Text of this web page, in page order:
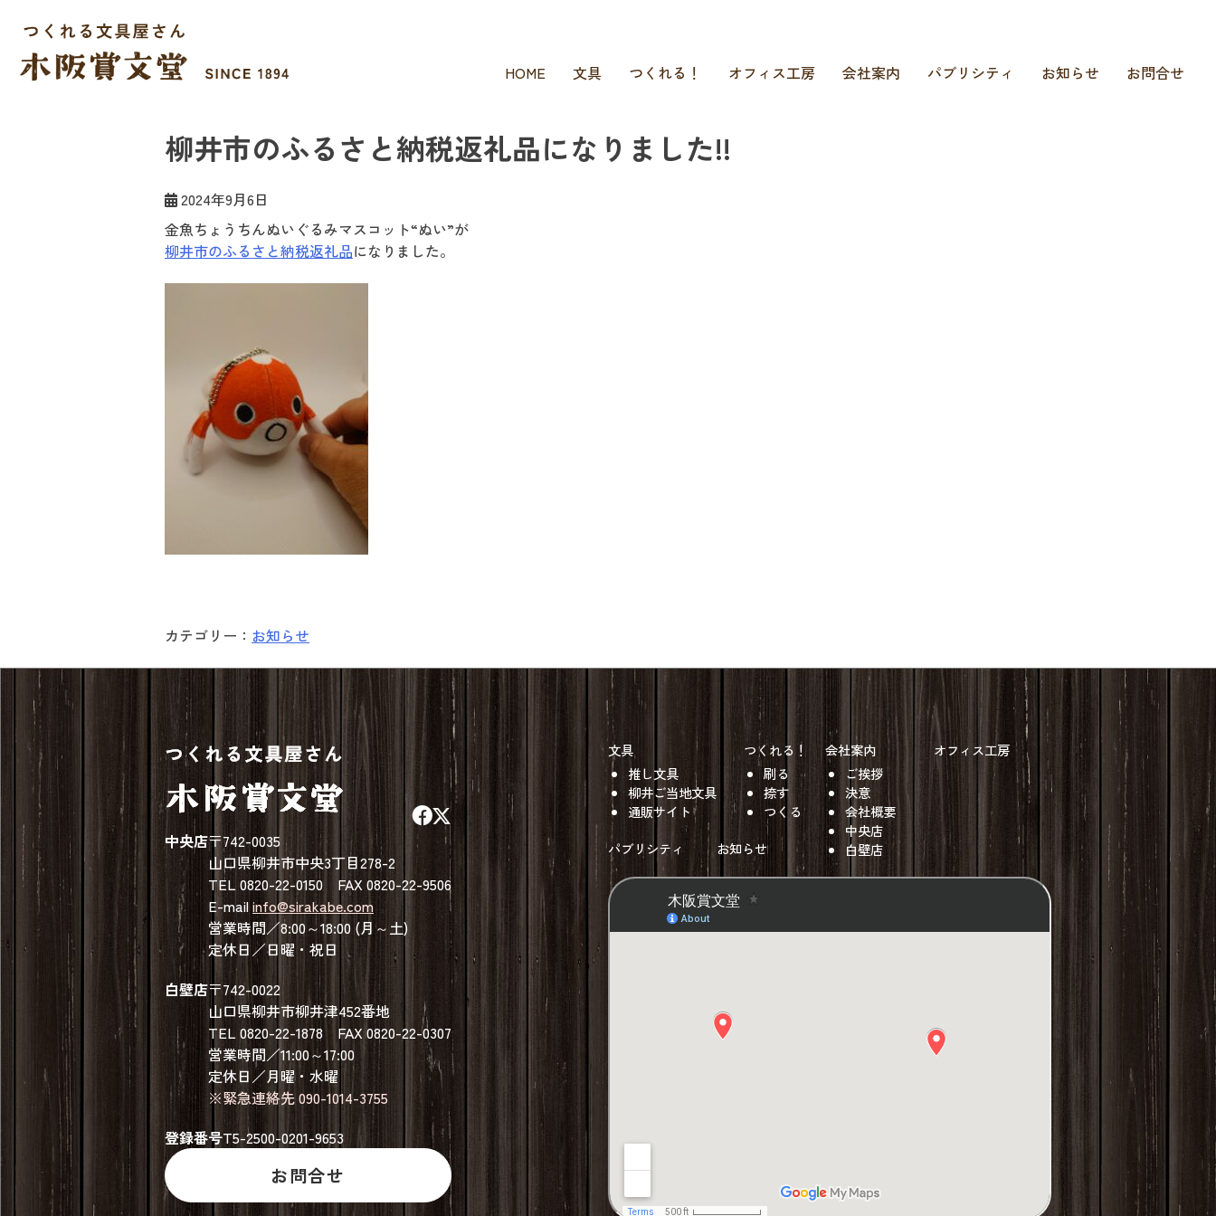
Skip
content
HOME 文具 つくれる！ オフィス工房 会社案内 パブリシティ お知らせ お問合せ
柳井市のふるさと納税返礼品になりました!!
2024年9月6日
金魚ちょうちんぬいぐるみマスコット“ぬい”が
柳井市のふるさと納税返礼品になりました。
カテゴリー： お知らせ
中央店〒742-0035
山口県柳井市中央3丁目278-2
TEL 0820-22-0150 FAX 0820-22-9506
E-mailinfo@sirakabe.com
営業時間／8:00～18:00 (月～土)
定休日／日曜・祝日
白壁店〒742-0022
山口県柳井市柳井津452番地
TEL 0820-22-1878 FAX 0820-22-0307
営業時間／11:00～17:00
定休日／月曜・水曜
※緊急連絡先 090-1014-3755
登録番号T5-2500-0201-9653
お問合せ
文具
推し文具
柳井ご当地文具
通販サイト
つくれる！
刷る
捺す
つくる
会社案内
ご挨拶
決意
会社概要
中央店
白壁店
オフィス工房
パブリシティ お知らせ